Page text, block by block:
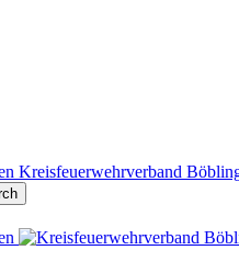
Kreisfeuerwehrverband